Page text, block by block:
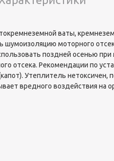
ваты,
моторного
поздней осенью
отсека. Рекомендации по
Утеплитель нетоксичен,
вредного воздействия на